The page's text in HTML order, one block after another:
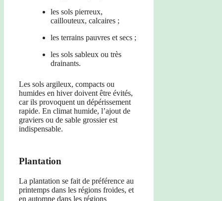
les sols pierreux,
caillouteux, calcaires ;
les terrains pauvres et secs ;
les sols sableux ou très
drainants.
Les sols argileux, compacts ou
humides en hiver doivent être évités,
car ils provoquent un dépérissement
rapide. En climat humide, l’ajout de
graviers ou de sable grossier est
indispensable.
Plantation
La plantation se fait de préférence au
printemps dans les régions froides, et
en automne dans les régions